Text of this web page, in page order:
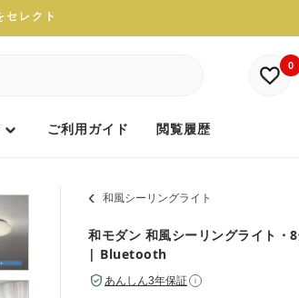
セレクト
0
ご利用ガイド 閲覧履歴
和風シーリングライト
和モダン 和風シーリングライト・
| Bluetooth
あんしん3年保証 i